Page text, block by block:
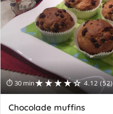
⏱ 30 min★★★★☆ 4.12 (52)
Chocolade muffins